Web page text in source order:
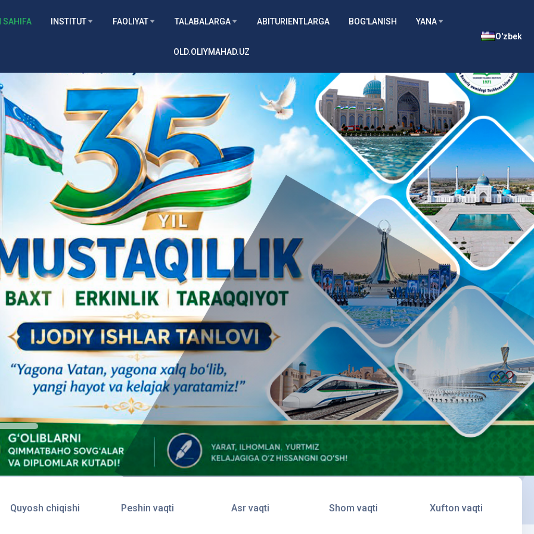
SAHIFA INSTITUT FAOLIYAT TALABALARGA ABITURIENTLARGA BOG'LANISH YANA
OLD.OLIYMAHAD.UZ
O'zbek
Quyosh chiqishi Peshin vaqti Asr vaqti Shom vaqti Xufton vaqti